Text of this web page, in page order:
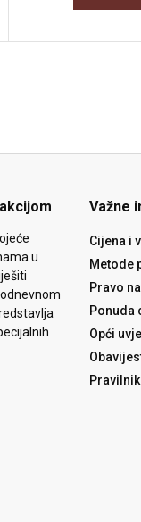
u
Važne
Cijena i
Metode
Pravo
Ponuda
Opći